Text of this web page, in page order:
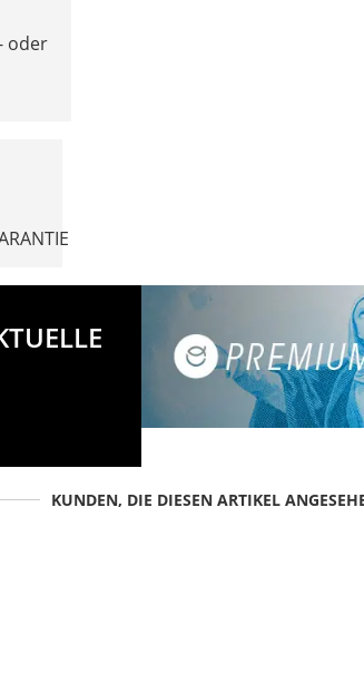
oder
KUNDEN, DIE DIESEN ARTIKEL